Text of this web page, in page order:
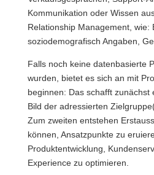
Kommunikation oder Wissen
Relationship Management, wie:
soziodemografisch Angaben,
Falls noch keine datenbasierte
wurden, bietet es sich an mit
beginnen: Das schafft zunächst
Bild der adressierten
Zum zweiten entstehen
können, Ansatzpunkte zu
Produktentwicklung,
Experience zu optimieren.